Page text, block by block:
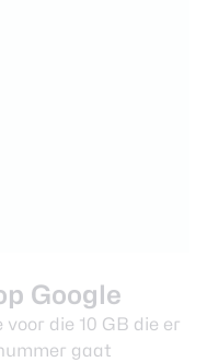
Google
die 10 GB die er
gaat